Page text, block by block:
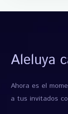
Aleluya
Ahora es el
a tus invitados